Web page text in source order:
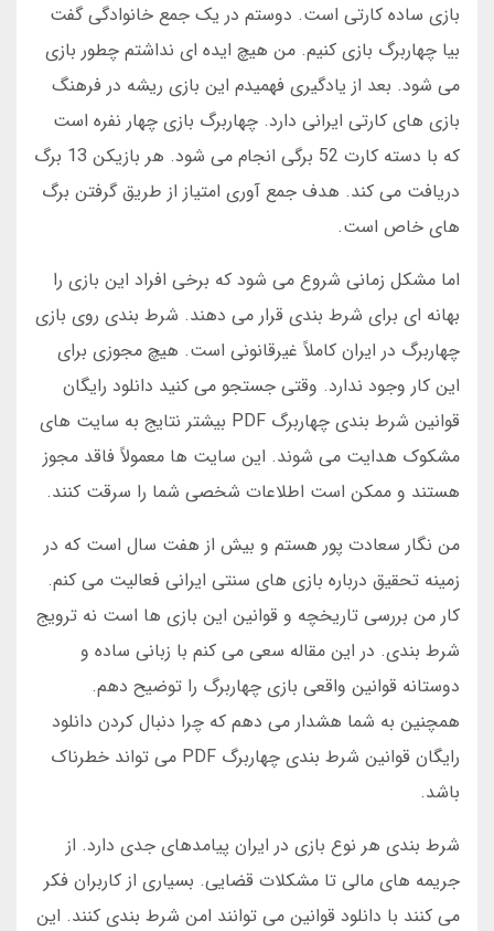
بازی ساده کارتی است. دوستم در یک جمع خانوادگی گفت
بیا چهاربرگ بازی کنیم. من هیچ ایده ای نداشتم چطور بازی
می شود. بعد از یادگیری فهمیدم این بازی ریشه در فرهنگ
بازی های کارتی ایرانی دارد. چهاربرگ بازی چهار نفره است
که با دسته کارت 52 برگی انجام می شود. هر بازیکن 13 برگ
دریافت می کند. هدف جمع آوری امتیاز از طریق گرفتن برگ
های خاص است.
اما مشکل زمانی شروع می شود که برخی افراد این بازی را
بهانه ای برای شرط بندی قرار می دهند. شرط بندی روی بازی
چهاربرگ در ایران کاملاً غیرقانونی است. هیچ مجوزی برای
این کار وجود ندارد. وقتی جستجو می کنید دانلود رایگان
قوانین شرط بندی چهاربرگ PDF بیشتر نتایج به سایت های
مشکوک هدایت می شوند. این سایت ها معمولاً فاقد مجوز
هستند و ممکن است اطلاعات شخصی شما را سرقت کنند.
من نگار سعادت پور هستم و بیش از هفت سال است که در
زمینه تحقیق درباره بازی های سنتی ایرانی فعالیت می کنم.
کار من بررسی تاریخچه و قوانین این بازی ها است نه ترویج
شرط بندی. در این مقاله سعی می کنم با زبانی ساده و
دوستانه قوانین واقعی بازی چهاربرگ را توضیح دهم.
همچنین به شما هشدار می دهم که چرا دنبال کردن دانلود
رایگان قوانین شرط بندی چهاربرگ PDF می تواند خطرناک
باشد.
شرط بندی هر نوع بازی در ایران پیامدهای جدی دارد. از
جریمه های مالی تا مشکلات قضایی. بسیاری از کاربران فکر
می کنند با دانلود قوانین می توانند امن شرط بندی کنند. این